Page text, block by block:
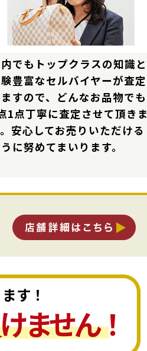
でもトップクラスの知識と
豊富なセルバイヤーが査定
ますので、どんなお品物でも
1点丁寧に査定させて頂きま
安心してお売りいただける
に努めてまいります。
す！
ません！